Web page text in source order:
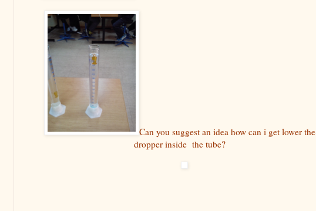
Can you suggest an idea how can i get lower the
dropper inside the tube?